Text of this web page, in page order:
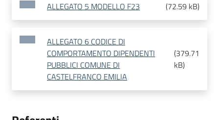
ALLEGATO 5 MODELLO F23 (72.59 kB)
ALLEGATO 6 CODICE DI
COMPORTAMENTO DIPENDENTI
PUBBLICI COMUNE DI
CASTELFRANCO EMILIA
(379.71
kB)